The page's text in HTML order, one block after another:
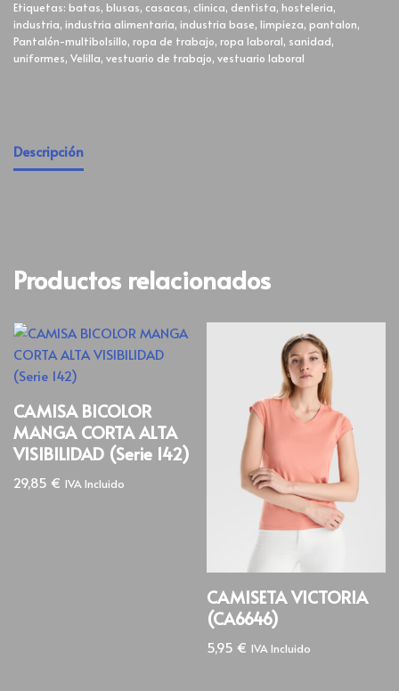
Etiquetas: batas, blusas, casacas, clinica, dentista, hosteleria,
industria, industria alimentaria, industria base, limpieza, pantalon,
Pantalón-multibolsillo, ropa de trabajo, ropa laboral, sanidad,
uniformes, Velilla, vestuario de trabajo, vestuario laboral
Descripción
Productos relacionados
CAMISA BICOLOR
MANGA CORTA ALTA
VISIBILIDAD (Serie 142)
29,85 € IVA Incluido
CAMISETA VICTORIA
(CA6646)
5,95€ IVA Incluido